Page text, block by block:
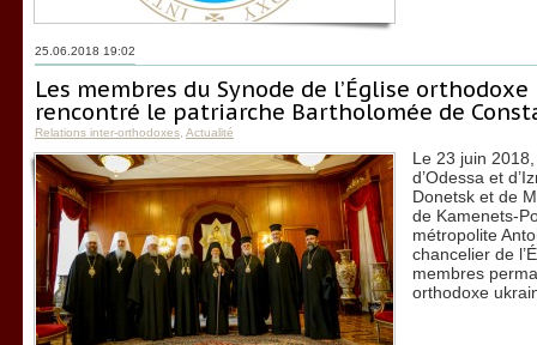
25.06.2018 19:02
Les membres du Synode de l’Église
rencontré le patriarche Bartholomée de
Relations inter-orthodoxes Actualité
Le 23 juin
d’Odessa et
Donetsk et de
de Kamenets-
métropolite
chancelier de
membres
orthodoxe